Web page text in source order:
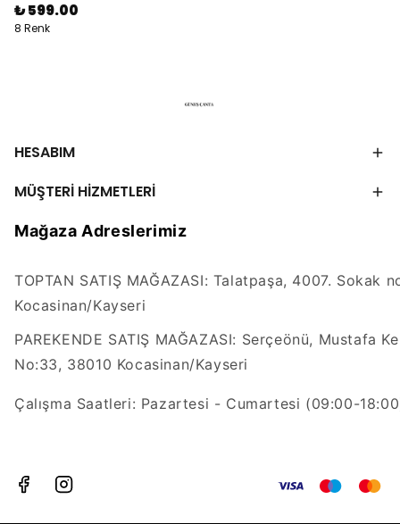
₺ 599.00
8 Renk
HESABIM
MÜŞTERİ HİZMETLERİ
Mağaza Adreslerimiz
TOPTAN SATIŞ MAĞAZASI: Talatpaşa, 4007. Sokak
Kocasinan/Kayseri
PAREKENDE SATIŞ MAĞAZASI: Serçeönü, Mustafa
No:33, 38010 Kocasinan/Kayseri
Çalışma Saatleri: Pazartesi - Cumartesi (09:00-